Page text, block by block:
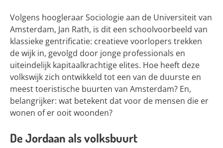
Volgens hoogleraar Sociologie aan de Universiteit van
Amsterdam, Jan Rath, is dit een schoolvoorbeeld van
klassieke gentrificatie: creatieve voorlopers trekken
de wijk in, gevolgd door jonge professionals en
uiteindelijk kapitaalkrachtige elites. Hoe heeft deze
volkswijk zich ontwikkeld tot een van de duurste en
meest toeristische buurten van Amsterdam? En,
belangrijker: wat betekent dat voor de mensen die er
wonen of er ooit woonden?
De Jordaan als volksbuurt